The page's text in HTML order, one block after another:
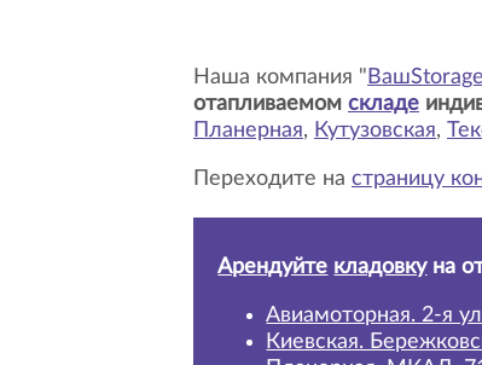
Наша компания " ВашStorage
отапливаемом складе
Планерная, Кутузовская,
Переходите на страницу
Арендуйте кладовкуна
Авиамоторная. 2-я
Киевская.